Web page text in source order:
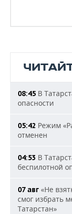
08:45 В
опасности
05:42 Режим
отменен
04:53 В
беспилотной
07 авг «Не
смог избрать
Татарстан»